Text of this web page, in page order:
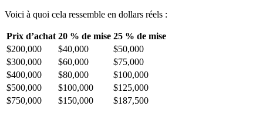
Voici à quoi cela ressemble en dollars réels :
Prix d’achat 20 % de mise 25 % de mise
$200,000
$40,000
$50,000
$300,000
$60,000
$75,000
$400,000
$80,000
$100,000
$500,000
$100,000
$125,000
$750,000
$150,000 $187,500